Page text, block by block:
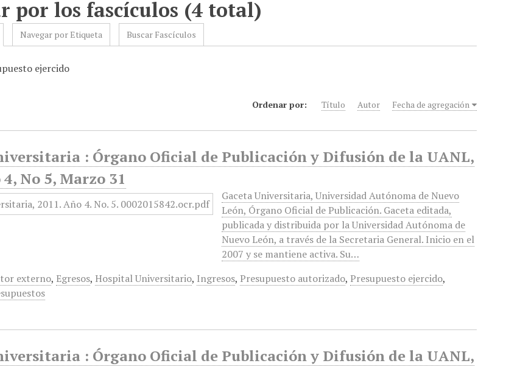
por los fascículos (4 total)
Navegar por Etiqueta Buscar Fascículos
ejercido
Ordenar por: Título Autor Fecha de agregación
: Órgano Oficial de Publicación y Difusión de la UANL,
No 5, Marzo 31
Gaceta Universitaria, Universidad Autónoma de Nuevo
León, Órgano Oficial de Publicación. Gaceta editada,
publicada y distribuida por la Universidad Autónoma de
Nuevo León, a través de la Secretaria General. Inicio en el
2007 y se mantiene activa. Su…
externo, Egresos, Hospital Universitario, Ingresos, Presupuesto autorizado, Presupuesto ejercido,
: Órgano Oficial de Publicación y Difusión de la UANL,